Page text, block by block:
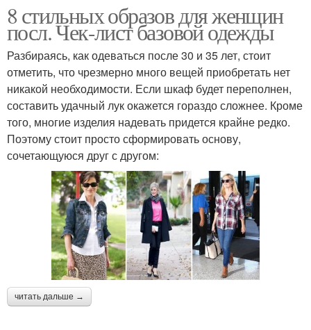
8 стильных образов для женщин
посл. Чек-лист базовой одежды
Разбираясь, как одеваться после 30 и 35 лет, стоит
отметить, что чрезмерно много вещей приобретать нет
никакой необходимости. Если шкаф будет переполнен,
составить удачный лук окажется гораздо сложнее. Кроме
того, многие изделия надевать придется крайне редко.
Поэтому стоит просто сформировать основу,
сочетающуюся друг с другом:
читать дальше →